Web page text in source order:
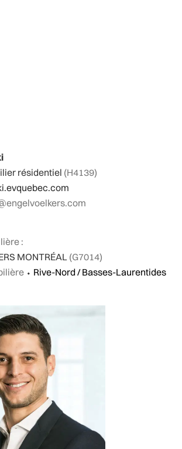
résidentiel (H4139)
:
MONTRÉAL (G7014)
⬩ Rive-Nord / Basses-Laurentides